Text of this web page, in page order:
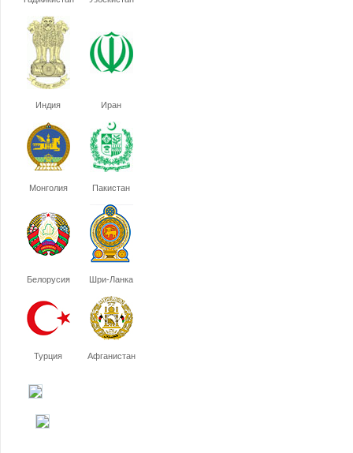
Индия Иран
Монголия Пакистан
Белорусия Шри-Ланка
Турция Афганистан